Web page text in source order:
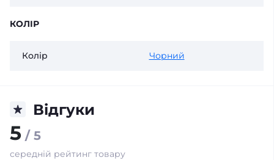
КОЛІР
Колір Чорний
Відгуки
5 / 5
середній рейтинг товару